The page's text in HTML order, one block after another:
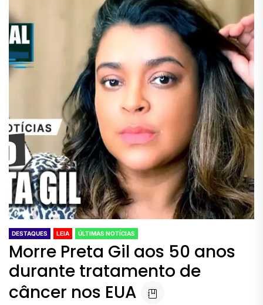
DESTAQUES LEIA ÚLTIMAS NOTÍCIAS
Morre Preta Gil aos 50 anos
durante tratamento de
câncer nos EUA